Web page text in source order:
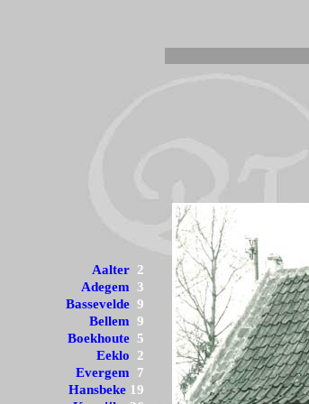
Aalter 2
Adegem 3
Bassevelde 9
Bellem 9
Boekhoute 5
Eeklo 2
Evergem 7
Hansbeke 19